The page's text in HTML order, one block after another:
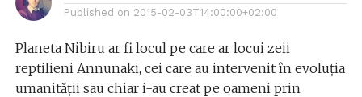
Published on 2015-02-03T14:00:00+02:00
Planeta Nibiru ar fi locul pe care ar locui zeii
reptilieni Annunaki, cei care au intervenit în evoluția
umanității sau chiar i-au creat pe oameni prin